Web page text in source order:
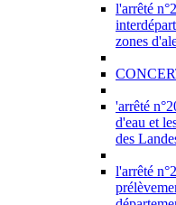
l'arrêté
zones
'arrêté
d'eau et
des
l'arrêté